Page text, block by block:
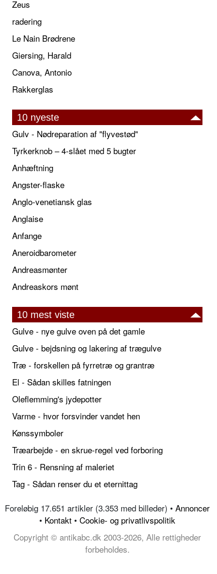
Zeus
radering
Le Nain Brødrene
Giersing, Harald
Canova, Antonio
Rakkerglas
10 nyeste
Gulv - Nødreparation af "flyvestød"
Tyrkerknob – 4-slået med 5 bugter
Anhæftning
Angster-flaske
Anglo-venetiansk glas
Anglaise
Anfange
Aneroidbarometer
Andreasmønter
Andreaskors mønt
10 mest viste
Gulve - nye gulve oven på det gamle
Gulve - bejdsning og lakering af trægulve
Træ - forskellen på fyrretræ og grantræ
El - Sådan skilles fatningen
Oleflemming's jydepotter
Varme - hvor forsvinder vandet hen
Kønssymboler
Træarbejde - en skrue-regel ved forboring
Trin 6 - Rensning af maleriet
Tag - Sådan renser du et eternittag
Foreløbig 17.651 artikler (3.353 med billeder) • Annoncer
• Kontakt • Cookie- og privatlivspolitik
Copyright © antikabc.dk 2003-2026, Alle rettigheder
forbeholdes.